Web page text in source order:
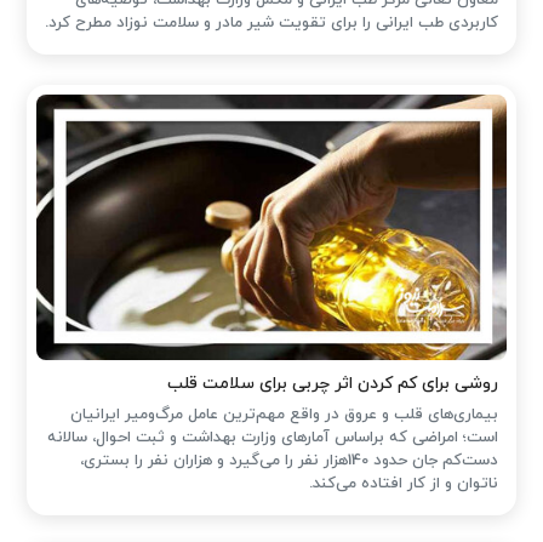
کاربردی طب ایرانی را برای تقویت شیر مادر و سلامت نوزاد مطرح کرد.
روشی برای کم کردن اثر چربی برای سلامت قلب
بیماری‌های قلب و عروق در واقع مهم‌ترین عامل مرگ‌ومیر ایرانیان
است؛ امراضی که براساس آمارهای وزارت بهداشت و ثبت احوال، سالانه
دست‌کم جان حدود 140هزار نفر را می‌گیرد و هزاران نفر را بستری،
ناتوان و از کار افتاده می‌کند.